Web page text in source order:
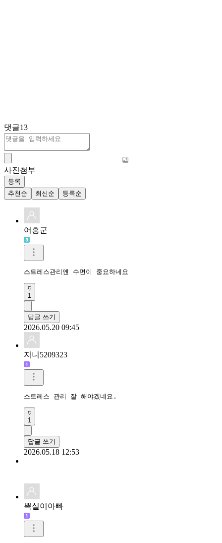
댓글13
사진첨부
등록
추천순
최신순 등록순
어흥군
스트레스관리엔 수면이 중요하네요
1
답글 쓰기
2026.05.20 09:45
지니5209323
스트레스 관리 잘 해야겠네요.
1
답글 쓰기
2026.05.18 12:53
뽁실이아빠